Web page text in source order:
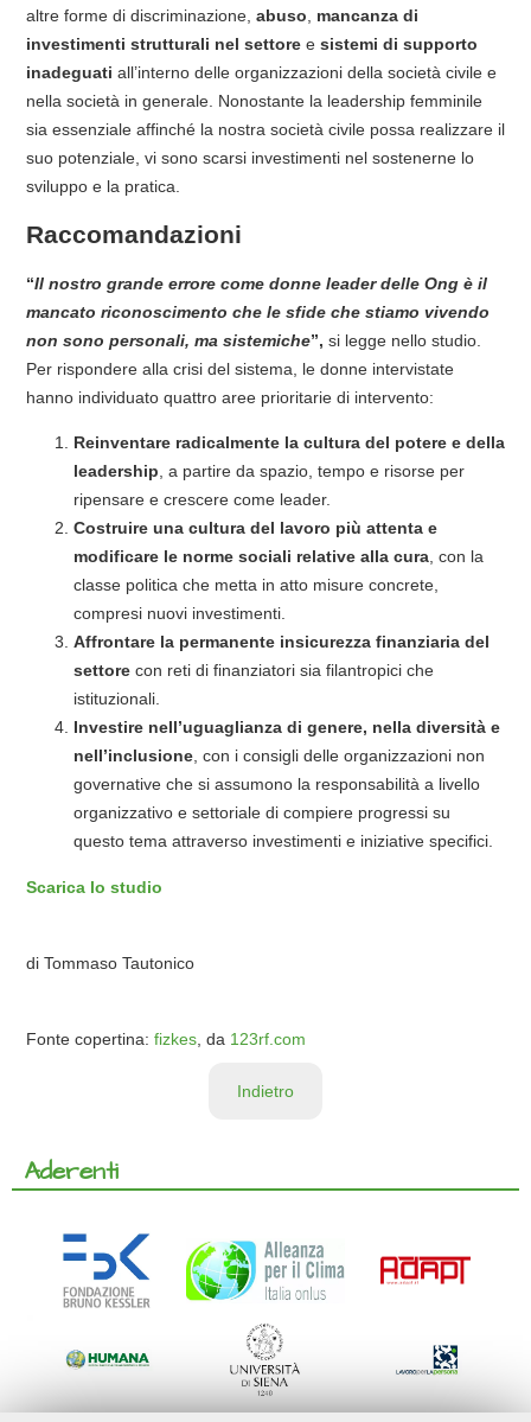
altre forme di discriminazione, abuso
mancanza di
investimenti strutturali nel settore e sistemi di supporto
inadeguati all’interno delle organizzazioni della società civile e
nella società in generale. Nonostante la leadership femminile
sia essenziale affinché la nostra società civile possa realizzare il
suo potenziale, vi sono scarsi investimenti nel sostenerne lo
sviluppo e la pratica.
Raccomandazioni
“Il nostro grande errore come donne leader delle Ong è il
mancato riconoscimento che le sfide che stiamo vivendo
non sono personali, ma sistemiche”, si legge nello studio.
Per rispondere alla crisi del sistema, le donne intervistate
hanno individuato quattro aree prioritarie di intervento:
Reinventare radicalmente la cultura del potere e della
leadership, a partire da spazio, tempo e risorse per
ripensare e crescere come leader.
Costruire una cultura del lavoro più attenta e
modificare le norme sociali relative alla cura, con la
classe politica che metta in atto misure concrete,
compresi nuovi investimenti.
Affrontare la permanente insicurezza finanziaria del
settore con reti di finanziatori sia filantropici che
istituzionali.
Investire nell’uguaglianza di genere, nella diversità e
nell’inclusione, con i consigli delle organizzazioni non
governative che si assumono la responsabilità a livello
organizzativo e settoriale di compiere progressi su
questo tema attraverso investimenti e iniziative specifici.
Scarica lo studio
di Tommaso Tautonico
Fonte copertina: fizkes , da 123rf.com
Indietro
Aderenti